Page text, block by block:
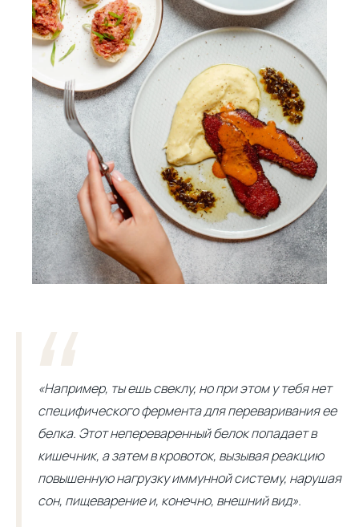
«Например, ты ешь свеклу, но при этом у тебя нет
специфического фермента для переваривания ее
белка. Этот непереваренный белок попадает в
кишечник, а затем в кровоток, вызывая реакцию
повышенную нагрузку иммунной систему, нарушая
сон, пищеварение и, конечно, внешний вид».